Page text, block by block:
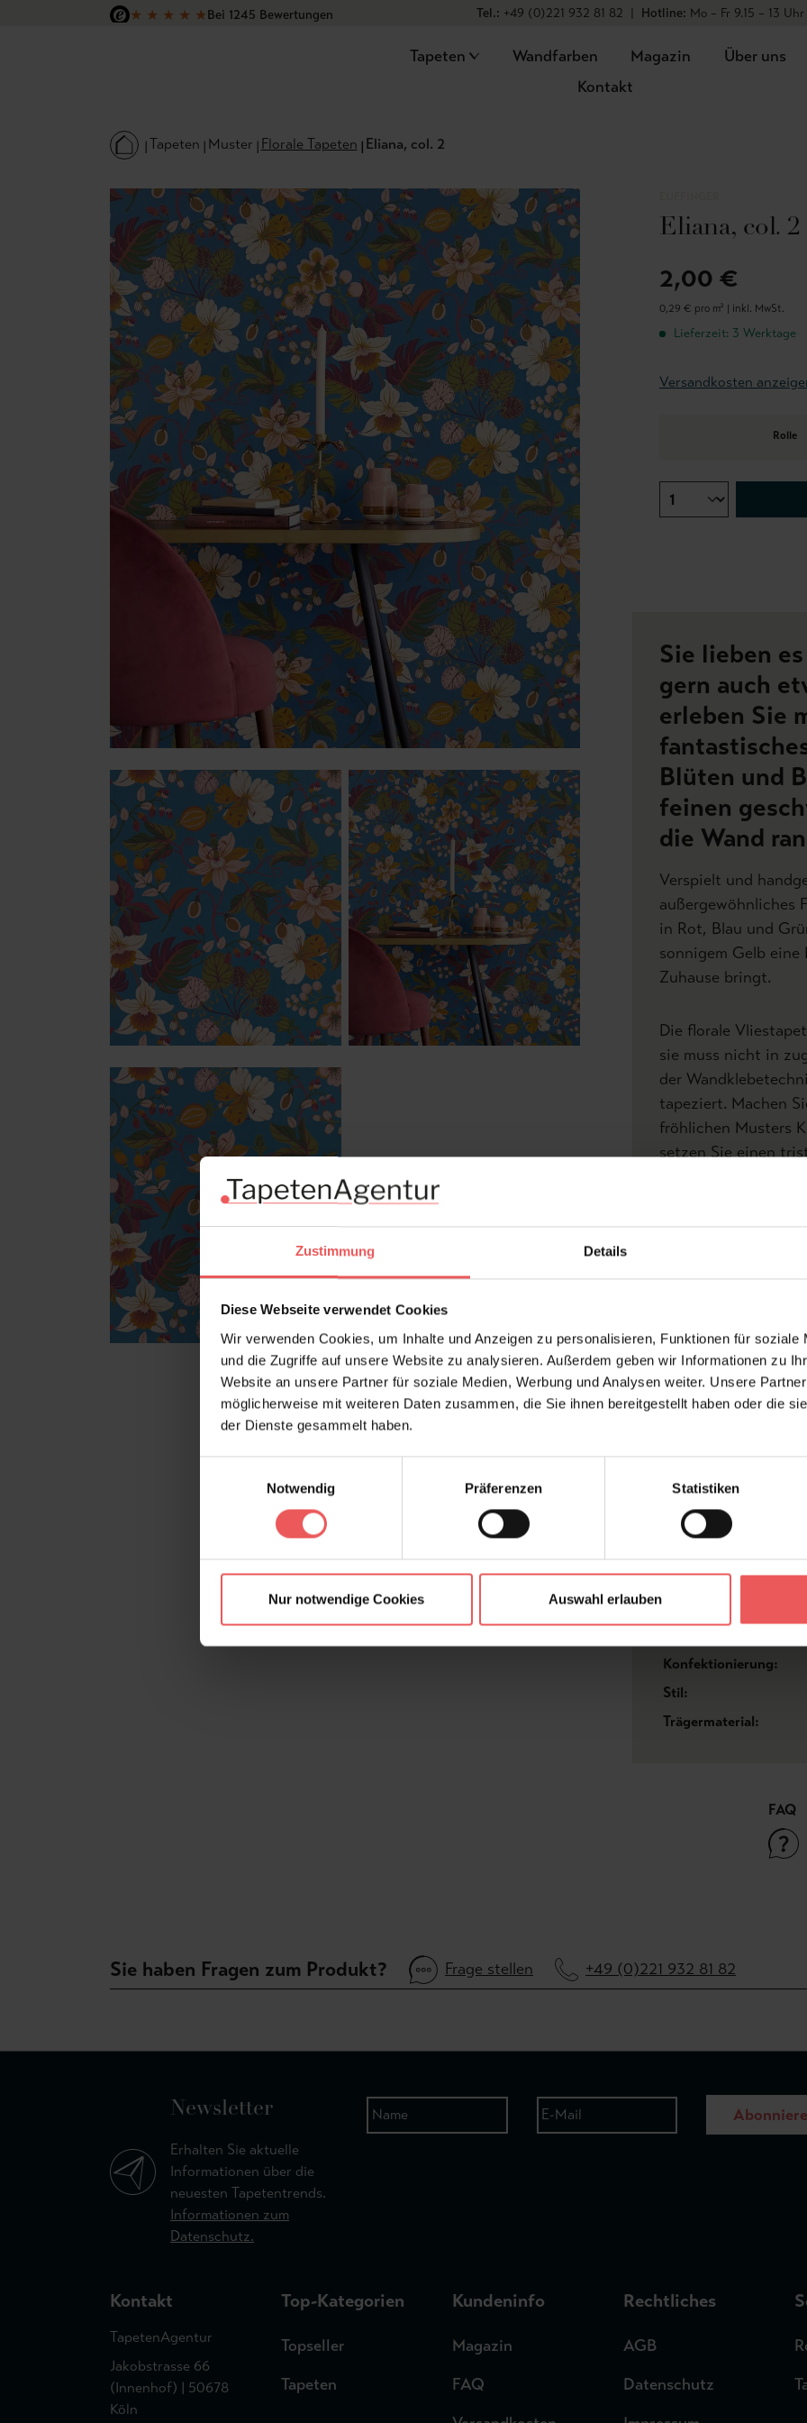
Zustimmung Details
Diese Webseite verwendet Cookies
Wir verwenden Cookies, um Inhalte und Anzeigen zu personalisieren, Funktionen für soziale
und die Zugriffe auf unsere Website zu analysieren. Außerdem geben wir Informationen zu
Website an unsere Partner für soziale Medien, Werbung und Analysen weiter. Unsere
möglicherweise mit weiteren Daten zusammen, die Sie ihnen bereitgestellt haben oder die
der Dienste gesammelt haben.
Notwendig
Präferenzen Statistiken
Nur notwendige Cookies Auswahl erlauben
Hauptinhalt springen
Zur Suche springen
Zur Hauptnavigation springen
★ ★ ★ ★ ★Bei 1245 Bewertungen
Tel.: +49 (0)221 932 81 82 | Hotline: Mo – Fr 9.15 – 13
Tapeten Wandfarben Magazin
Über uns
Kontakt
Tapeten Muster Florale Tapeten Eliana, col. 2
Eliana, col. 2
2,00 €
0,29 € pro m² | inkl. MwSt.
Lieferzeit: 3 Werktage
Versandkosten
Rolle
Sie lieben
gern auch
erleben Sie
Blüten und
feinen
die Wand
Verspielt und
außergewöhnliches
in Rot, Blau und
sonnigem Gelb
Zuhause bringt.
Die florale
sie muss nicht in
der
tapeziert. Machen
fröhlichen Musters
setzen Sie einen
kombinieren Sie
in Polstermöbeln
Nehmen Sie die
Bildern und
Harmonie zu
Produktdetails
Abmessungen:
Rapport:
Versatz:
Design:
Konfektionierung:
Stil:
Trägermaterial:
FAQ
Sie haben Fragen zum Produkt? Frage stellen +49 (0)221 932 81 82
Newsletter
Erhalten Sie aktuelle
Informationen über die
neuesten Tapetentrends.
Informationen zum
Datenschutz.
Kontakt
TapetenAgentur
Jakobstrasse 66
(Innenhof) | 50678
Köln
Top-Kategorien
Topseller
Tapeten
Kundeninfo
Magazin
FAQ
Rechtliches
AGB
Datenschutz